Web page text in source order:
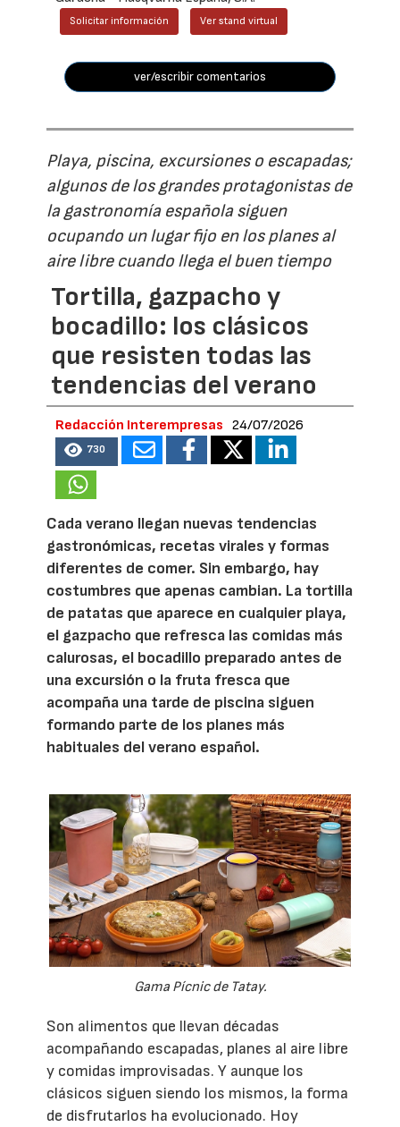
Solicitar información Ver stand virtual
ver/escribir comentarios
Playa, piscina, excursiones o escapadas;
algunos de los grandes protagonistas de
la gastronomía española siguen
ocupando un lugar fijo en los planes al
aire libre cuando llega el buen tiempo
Tortilla, gazpacho y
bocadillo: los clásicos
que resisten todas las
tendencias del verano
Redacción Interempresas 24/07/2026
730
Cada verano llegan nuevas tendencias
gastronómicas, recetas virales y formas
diferentes de comer. Sin embargo, hay
costumbres que apenas cambian. La tortilla
de patatas que aparece en cualquier playa,
el gazpacho que refresca las comidas más
calurosas, el bocadillo preparado antes de
una excursión o la fruta fresca que
acompaña una tarde de piscina siguen
formando parte de los planes más
habituales del verano español.
Gama Pícnic de Tatay.
Son alimentos que llevan décadas
acompañando escapadas, planes al aire libre
y comidas improvisadas. Y aunque los
clásicos siguen siendo los mismos, la forma
de disfrutarlos ha evolucionado. Hoy